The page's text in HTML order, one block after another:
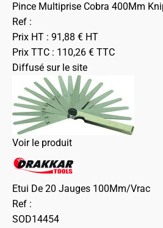
Pince Multiprise Cobra 400Mm
Ref :
Prix HT : 91,88 € HT
Prix TTC : 110,26 € TTC
Diffusé sur le site
Voir le produit
Etui De 20 Jauges 100Mm/Vrac
Ref :
SOD14454